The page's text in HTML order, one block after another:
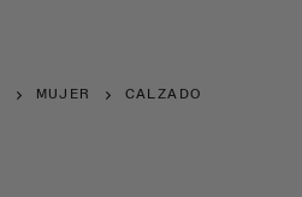
MUJER CALZADO